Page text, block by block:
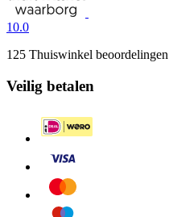
10.0
125 Thuiswinkel beoordelingen
Veilig betalen